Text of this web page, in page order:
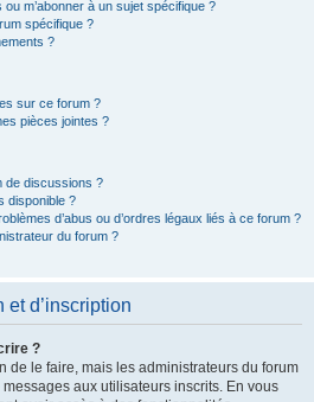
m’abonner à un sujet spécifique ?
spécifique ?
?
sur ce forum ?
pièces jointes ?
de discussions ?
disponible ?
d’abus ou d’ordres légaux liés à ce forum ?
du forum ?
et d’inscription
?
de le faire, mais les administrateurs du forum
aux utilisateurs inscrits. En vous